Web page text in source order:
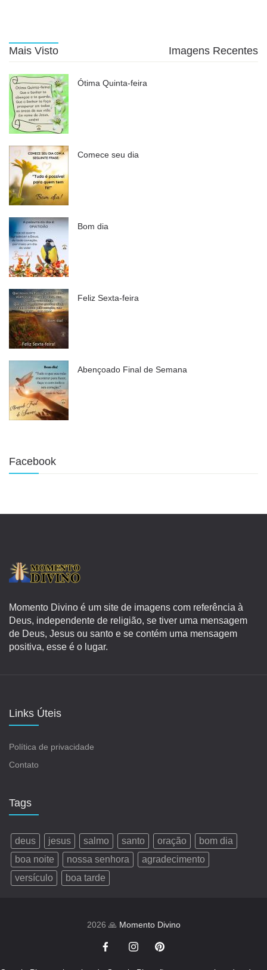
Mais Visto Imagens Recentes
Ótima Quinta-feira
Comece seu dia
Bom dia
Feliz Sexta-feira
Abençoado Final de Semana
Facebook
Momento Divino é um site de imagens com referência à
Deus, independente de religião, se tiver uma mensagem
de Deus, Jesus ou santo e se contém uma mensagem
positiva, esse é o lugar.
Links Úteis
Política de privacidade
Contato
Tags
deus jesus salmo santo oração
bom dia
boa noite
nossa senhora
agradecimento
versículo
boa tarde
2026 🙏 Momento Divino